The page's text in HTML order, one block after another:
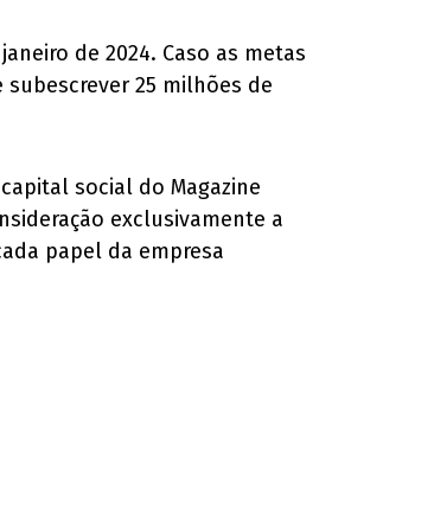
de 2024. Caso as metas
25 milhões de
social do Magazine
exclusivamente a
papel da empresa